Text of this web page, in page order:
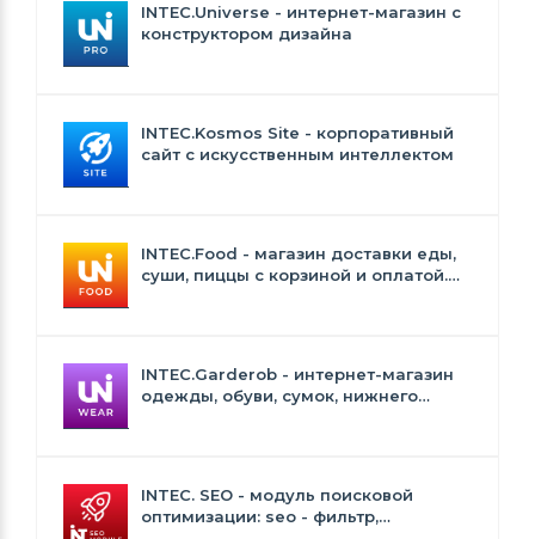
INTEC.Universe - интернет-магазин с
конструктором дизайна
INTEC.Kosmos Site - корпоративный
сайт с искусственным интеллектом
INTEC.Food - магазин доставки еды,
суши, пиццы с корзиной и оплатой.
INTEC.Garderob - интернет-магазин
одежды, обуви, сумок, нижнего
INTEC. SEO - модуль поисковой
оптимизации: seo - фильтр,